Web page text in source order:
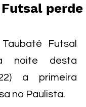
perde
Futsal
noite desta
a primeira
no Paulista.